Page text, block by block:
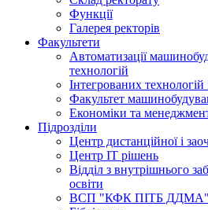
Функції
Галерея ректорів
Факультети
Автоматизації
технологій
Інтегрованих
Факультет
Економіки та
Підрозділи
Центр дистанційної і
Центр ІТ рішень
Відділ з внутрішнього
освіти
ВСП "КФК ПІТБ ДДМА"